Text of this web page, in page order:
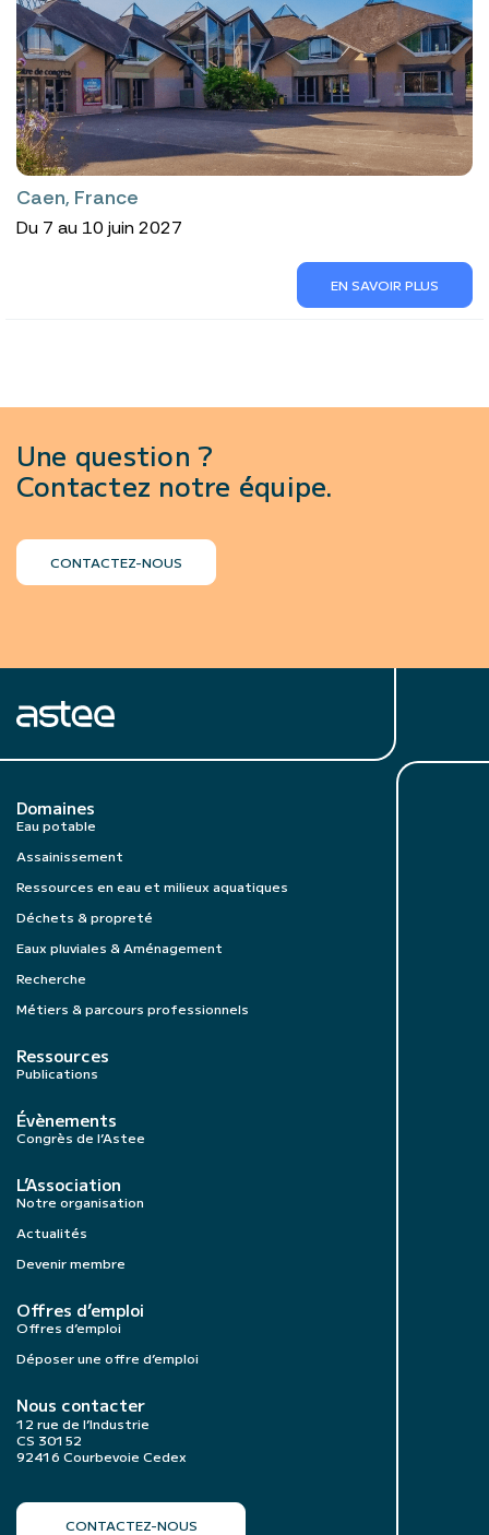
Caen, France
Du 7 au 10 juin 2027
EN SAVOIR PLUS
Une question ?
Contactez notre équipe.
CONTACTEZ-NOUS
Domaines
Eau potable
Assainissement
Ressources en eau et milieux aquatiques
Déchets & propreté
Eaux pluviales & Aménagement
Recherche
Métiers & parcours professionnels
Ressources
Publications
Évènements
Congrès de l’Astee
L’Association
Notre organisation
Actualités
Devenir membre
Offres d’emploi
Offres d’emploi
Déposer une offre d’emploi
Nous contacter
12 rue de l’Industrie
CS 30152
92416 Courbevoie Cedex
CONTACTEZ-NOUS